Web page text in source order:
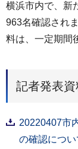
横浜市内で、新
963名確認され
料は、一定期間
記者発表資
20220407市
の確認につい